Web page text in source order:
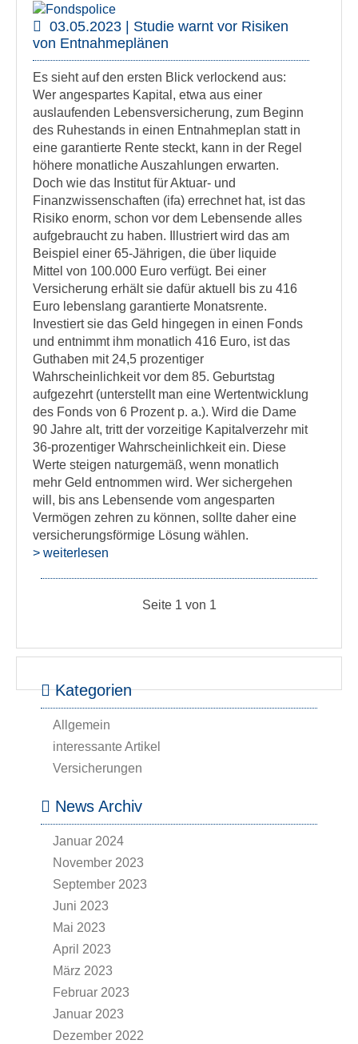
03.05.2023 | Studie warnt vor Risiken
von Entnahmeplänen
Es sieht auf den ersten Blick verlockend aus:
Wer angespartes Kapital, etwa aus einer
auslaufenden Lebensversicherung, zum Beginn
des Ruhestands in einen Entnahmeplan statt in
eine garantierte Rente steckt, kann in der Regel
höhere monatliche Auszahlungen erwarten.
Doch wie das Institut für Aktuar- und
Finanzwissenschaften (ifa) errechnet hat, ist das
Risiko enorm, schon vor dem Lebensende alles
aufgebraucht zu haben. Illustriert wird das am
Beispiel einer 65-Jährigen, die über liquide
Mittel von 100.000 Euro verfügt. Bei einer
Versicherung erhält sie dafür aktuell bis zu 416
Euro lebenslang garantierte Monatsrente.
Investiert sie das Geld hingegen in einen Fonds
und entnimmt ihm monatlich 416 Euro, ist das
Guthaben mit 24,5 prozentiger
Wahrscheinlichkeit vor dem 85. Geburtstag
aufgezehrt (unterstellt man eine Wertentwicklung
des Fonds von 6 Prozent p. a.). Wird die Dame
90 Jahre alt, tritt der vorzeitige Kapitalverzehr mit
36-prozentiger Wahrscheinlichkeit ein. Diese
Werte steigen naturgemäß, wenn monatlich
mehr Geld entnommen wird. Wer sichergehen
will, bis ans Lebensende vom angesparten
Vermögen zehren zu können, sollte daher eine
versicherungsförmige Lösung wählen.
> weiterlesen
Seite 1 von 1
Kategorien
Allgemein
interessante Artikel
Versicherungen
News Archiv
Januar 2024
November 2023
September 2023
Juni 2023
Mai 2023
April 2023
März 2023
Februar 2023
Januar 2023
Dezember 2022